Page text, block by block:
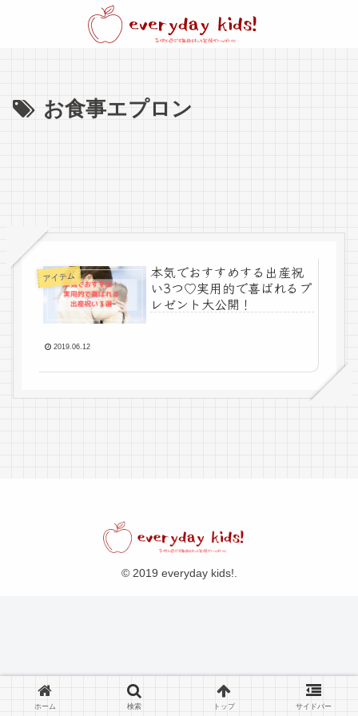
お食事エプロン
アイテム
本気でおすすめする出産祝
い3つ♡実用的で喜ばれるプ
レゼント大公開！
2019.06.12
© 2019 everyday kids!.
ホーム 検索 トップ サイドバー